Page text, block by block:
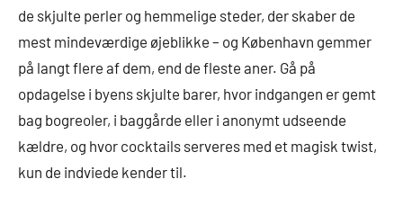
de skjulte perler og hemmelige steder, der skaber de
mest mindeværdige øjeblikke – og København gemmer
på langt flere af dem, end de fleste aner. Gå på
opdagelse i byens skjulte barer, hvor indgangen er gemt
bag bogreoler, i baggårde eller i anonymt udseende
kældre, og hvor cocktails serveres med et magisk twist,
kun de indviede kender til.